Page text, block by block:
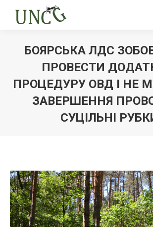
БОЯРСЬКА ЛДС
ПРОВЕСТИ
ПРОЦЕДУРУ ОВД І НЕ
ЗАВЕРШЕННЯ
СУЦІЛЬНІ